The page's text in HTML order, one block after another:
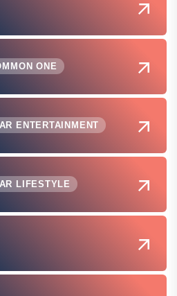
ONE
ENTERTAINMENT
LIFESTYLE